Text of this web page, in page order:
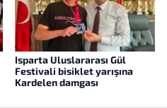
Isparta Uluslararası Gül
Festivali bisiklet yarışına
Kardelen damgası